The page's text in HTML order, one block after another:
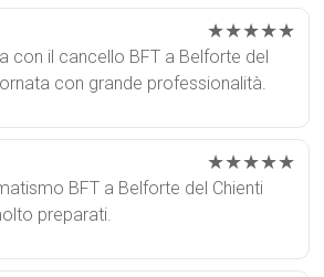
★★★★★
con il cancello BFT a Belforte del
con grande professionalità.
★★★★★
BFT a Belforte del Chienti
preparati.